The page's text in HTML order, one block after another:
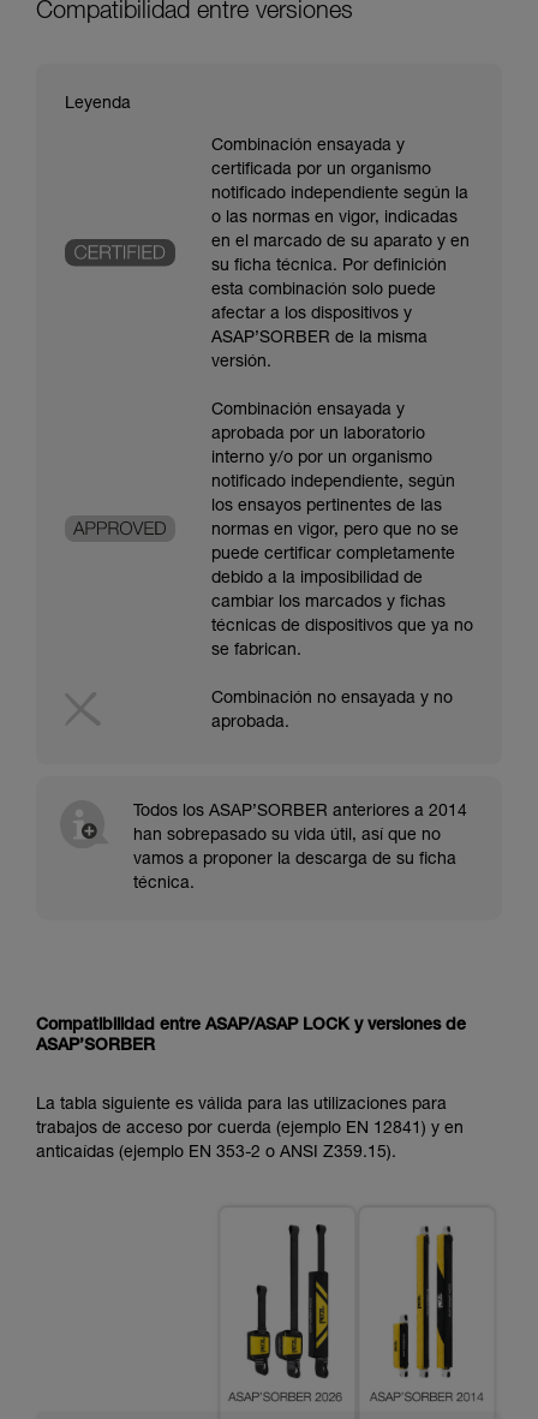
Compatibilidad entre versiones
Leyenda
Combinación ensayada y
certificada por un organismo
notificado independiente según la
o las normas en vigor, indicadas
en el marcado de su aparato y en
su ficha técnica. Por definición
esta combinación solo puede
afectar a los dispositivos y
ASAP’SORBER de la misma
versión.
Combinación ensayada y
aprobada por un laboratorio
interno y/o por un organismo
notificado independiente, según
los ensayos pertinentes de las
normas en vigor, pero que no se
puede certificar completamente
debido a la imposibilidad de
cambiar los marcados y fichas
técnicas de dispositivos que ya no
se fabrican.
Combinación no ensayada y no
aprobada.
Todos los ASAP’SORBER anteriores a 2014
han sobrepasado su vida útil, así que no
vamos a proponer la descarga de su ficha
técnica.
Compatibilidad entre ASAP/ASAP LOCK y versiones de
ASAP’SORBER
La tabla siguiente es válida para las utilizaciones para
trabajos de acceso por cuerda (ejemplo EN 12841) y en
anticaídas (ejemplo EN 353-2 o ANSI Z359.15).